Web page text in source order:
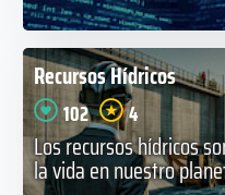
Recursos Hídricos
102 4
Los recursos hídricos
la vida en nuestro